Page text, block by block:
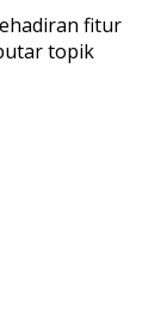
fitur
topik